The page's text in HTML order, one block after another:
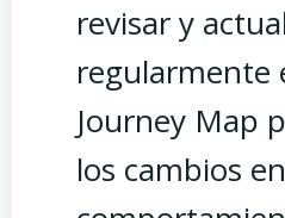
revisar y
regularmente
Journey Map
los cambios